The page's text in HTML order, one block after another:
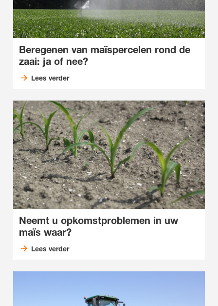
Beregenen van maïspercelen rond de
zaai: ja of nee?
Lees verder
Neemt u opkomstproblemen in uw
maïs waar?
Lees verder